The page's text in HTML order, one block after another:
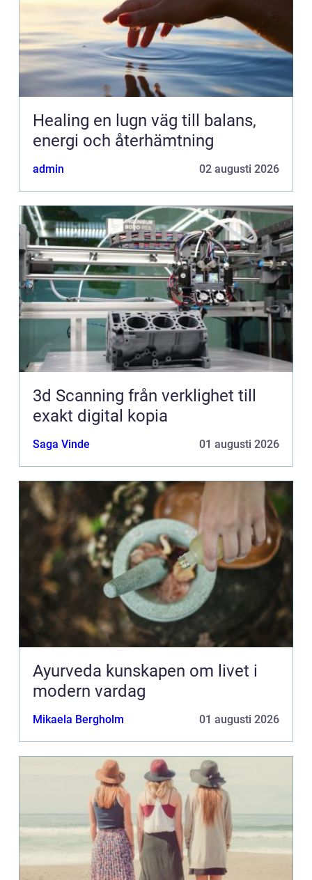
Healing en lugn väg till balans,
energi och återhämtning
admin 02 augusti 2026
3d Scanning från verklighet till
exakt digital kopia
Saga Vinde 01 augusti 2026
Ayurveda kunskapen om livet i
modern vardag
Mikaela Bergholm 01 augusti 2026